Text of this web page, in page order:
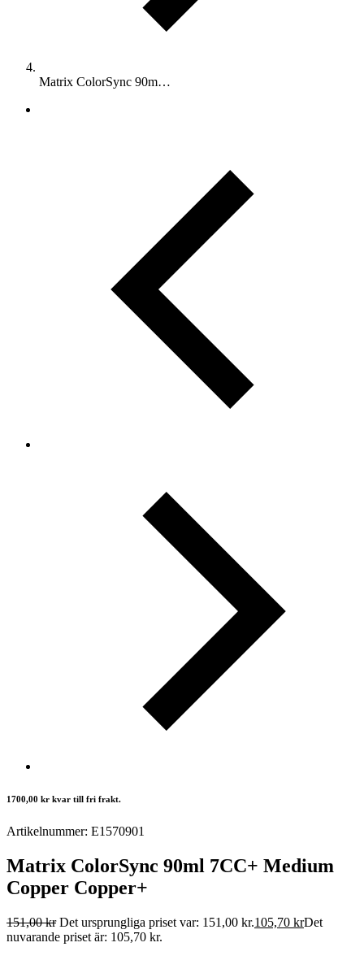
Matrix ColorSync 90m…
1700,00 kr kvar till fri frakt.
Artikelnummer: E1570901
Matrix ColorSync 90ml 7CC+ Medium
Copper Copper+
151,00kr Det ursprungliga priset var: 151,00 kr.105,70 krDet
nuvarande priset är: 105,70 kr.